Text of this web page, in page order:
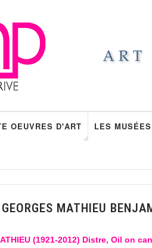
OEUVRES D'ART LES
MATHIEU